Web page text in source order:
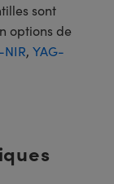
sont
options de
NIR, YAG-